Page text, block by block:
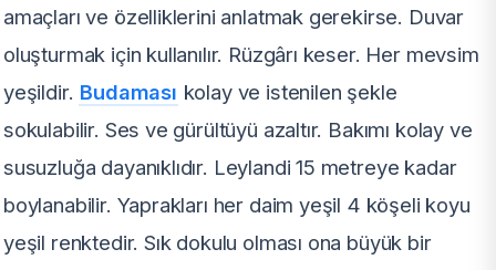
amaçları ve özelliklerini anlatmak gerekirse. Duvar
oluşturmak için kullanılır. Rüzgârı keser. Her mevsim
yeşildir. Budaması kolay ve istenilen şekle
sokulabilir. Ses ve gürültüyü azaltır. Bakımı kolay ve
susuzluğa dayanıklıdır. Leylandi 15 metreye kadar
boylanabilir. Yaprakları her daim yeşil 4 köşeli koyu
yeşil renktedir. Sık dokulu olması ona büyük bir